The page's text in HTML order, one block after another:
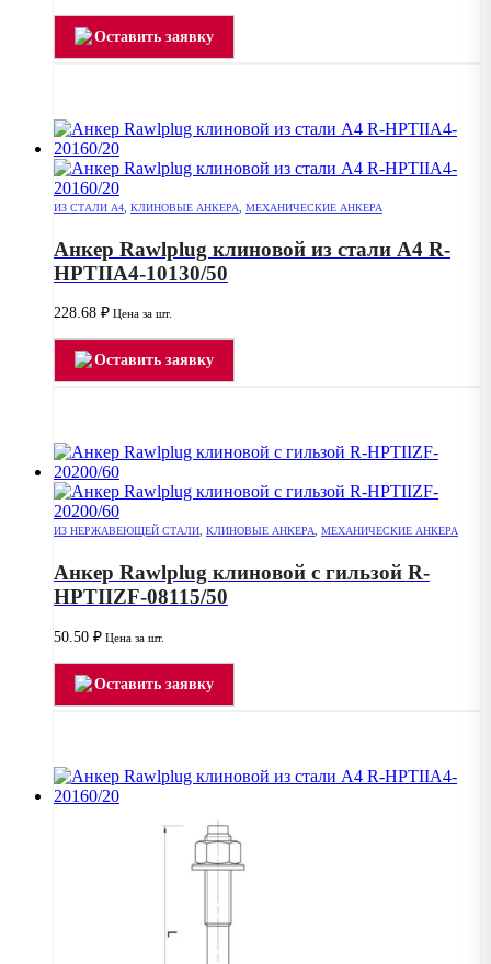
Оставить заявку
ИЗ СТАЛИ А4 КЛИНОВЫЕ АНКЕРА МЕХАНИЧЕСКИЕ АНКЕРА
Анкер Rawlplug клиновой из стали А4 R-
HPTIIA4-10130/50
228.68 ₽ Цена за шт.
Оставить заявку
ИЗ НЕРЖАВЕЮЩЕЙ СТАЛИ, КЛИНОВЫЕ АНКЕРА, МЕХАНИЧЕСКИЕ АНКЕРА
Анкер Rawlplug клиновой с гильзой R-
HPTIIZF-08115/50
50.50 ₽ Цена за шт.
Оставить заявку